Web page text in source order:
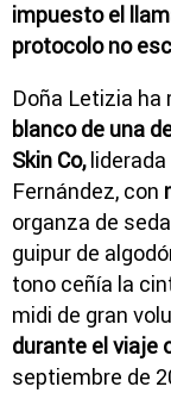
impuesto el
protocolo no
Doña Letizia ha
blanco de una
Skin Co,liderada
Fernández, con
organza de
guipur de
tono ceñía la
midi de gran
durante el viaje
septiembre de